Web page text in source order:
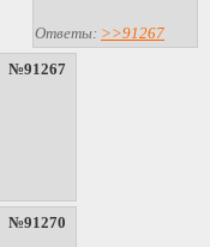
Ответы: >>91267
№91267
№91270